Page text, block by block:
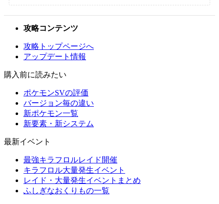
攻略コンテンツ
攻略トップページへ
アップデート情報
購入前に読みたい
ポケモンSVの評価
バージョン毎の違い
新ポケモン一覧
新要素・新システム
最新イベント
最強キラフロルレイド開催
キラフロル大量発生イベント
レイド・大量発生イベントまとめ
ふしぎなおくりもの一覧